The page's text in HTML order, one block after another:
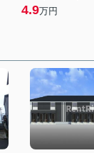
4.9万円